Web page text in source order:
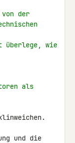
der
überlege, wie
als
und die